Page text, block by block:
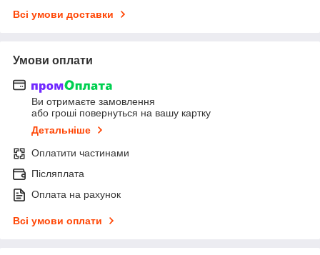
Всі умови доставки
Умови оплати
Ви отримаєте замовлення
або гроші повернуться на вашу картку
Детальніше
Оплатити частинами
Післяплата
Оплата на рахунок
Всі умови оплати